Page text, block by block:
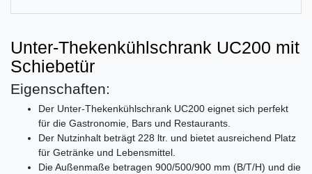
Unter-Thekenkühlschrank UC200 mit
Schiebetür
Eigenschaften:
Der Unter-Thekenkühlschrank UC200 eignet sich perfekt
für die Gastronomie, Bars und Restaurants.
Der Nutzinhalt beträgt 228 ltr. und bietet ausreichend Platz
für Getränke und Lebensmittel.
Die Außenmaße betragen 900/500/900 mm (B/T/H) und die